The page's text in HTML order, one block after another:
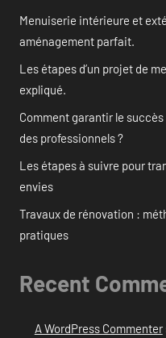
Menuiserie intérieure et
aménagement parfait.
Les étapes d’un projet de
expliqué.
Comment garantir le
des professionnels ?
Les étapes à suivre pour
envies
Travaux de rénovation :
pratiques
Recent
A WordPress Commenter